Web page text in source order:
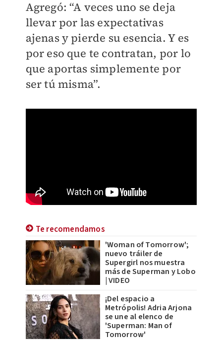
Agregó: “A veces uno se deja
llevar por las expectativas
ajenas y pierde su esencia. Y es
por eso que te contratan, por lo
que aportas simplemente por
ser tú misma”.
Te recomendamos
'Woman of Tomorrow';
nuevo tráiler de
Supergirl nos muestra
más de Superman y Lobo
| VIDEO
¡Del espacio a
Metrópolis! Adria Arjona
se une al elenco de
'Superman: Man of
Tomorrow'